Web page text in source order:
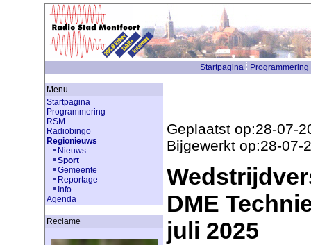
Startpagina Programmering
Menu
Startpagina
Programmering
RSM
Radiobingo
Regionieuws
Nieuws
Sport
Gemeente
Reportage
Info
Agenda
Reclame
Geplaatst op:28-07-
Bijgewerkt op:28-07-
DME
juli 2025